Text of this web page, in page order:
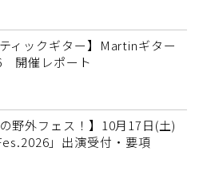
ティックギター】Martinギター
開催レポート
の野外フェス！】10月17日(土)
」出演受付・要項